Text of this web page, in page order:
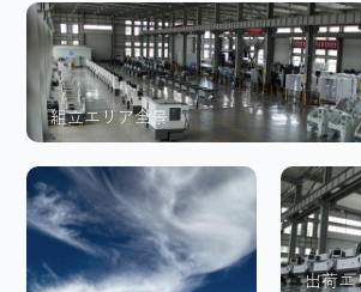
組立エリア全景
出荷エ